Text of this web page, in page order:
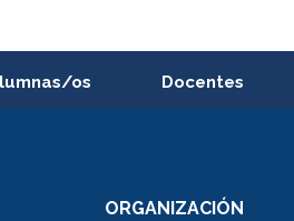
os
notas
Docentes
Perfeccionamiento
ORGANIZACIÓN